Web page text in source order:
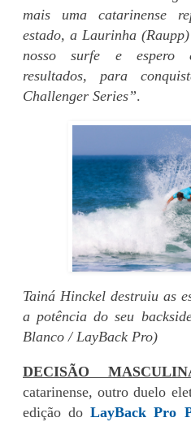
mais uma catarinense
estado, a Laurinha
nosso surfe e espero
resultados, para
Challenger Series”.
Tainá Hinckel destruiu as
a potência do seu
Blanco / LayBack Pro)
DECISÃO
catarinense, outro duelo
edição doLayBack Pro